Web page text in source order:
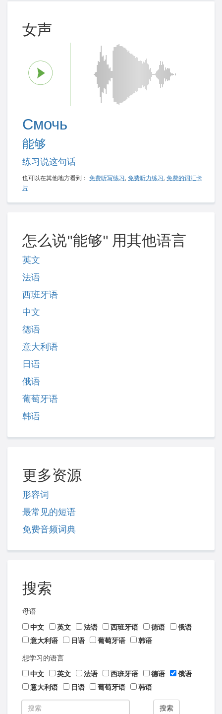
女声
Смочь
能够
练习说这句话
也可以在其他地方看到： 免费听写练习 , 免费听力练习 , 免费的词汇卡
片
怎么说"能够" 用其他语言
英文
法语
西班牙语
中文
德语
意大利语
日语
俄语
葡萄牙语
韩语
更多资源
形容词
最常见的短语
免费音频词典
搜索
母语
中文
英文 法语 西班牙语 德语
俄语
意大利语
日语 葡萄牙语 韩语
想学习的语言
中文
英文 法语 西班牙语 德语
俄语
意大利语
日语 葡萄牙语 韩语
搜索